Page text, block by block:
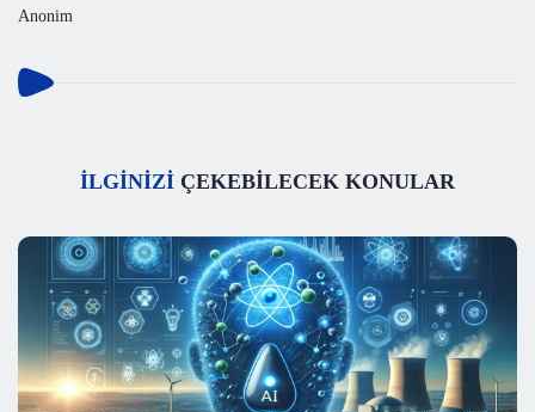
Anonim
İLGİNİZİ ÇEKEBİLECEK KONULAR